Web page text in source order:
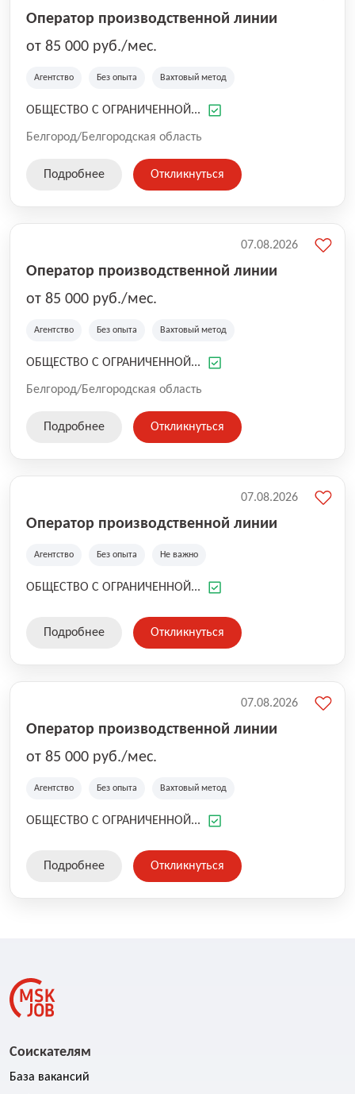
Оператор производственной линии
от 85 000 руб./мес.
Агентство Без опыта Вахтовый метод
ОБЩЕСТВО С ОГРАНИЧЕННОЙ...
Белгород/Белгородская область
Подробнее Откликнуться
Оператор производственной линии
от 85 000 руб./мес.
Агентство Без опыта Вахтовый метод
ОБЩЕСТВО С ОГРАНИЧЕННОЙ...
Белгород/Белгородская область
07.08.2026
Подробнее Откликнуться
Оператор производственной линии
Агентство Без опыта Не важно
ОБЩЕСТВО С ОГРАНИЧЕННОЙ...
07.08.2026
Подробнее Откликнуться
Оператор производственной линии
от 85 000 руб./мес.
Агентство Без опыта Вахтовый метод
ОБЩЕСТВО С ОГРАНИЧЕННОЙ...
07.08.2026
Подробнее Откликнуться
Соискателям
База вакансий